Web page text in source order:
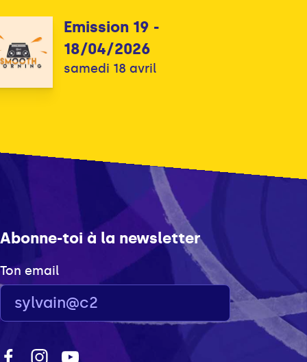
Emission 19 -
18/04/2026
samedi 18 avril
Abonne-toi à la newsletter
Ton email